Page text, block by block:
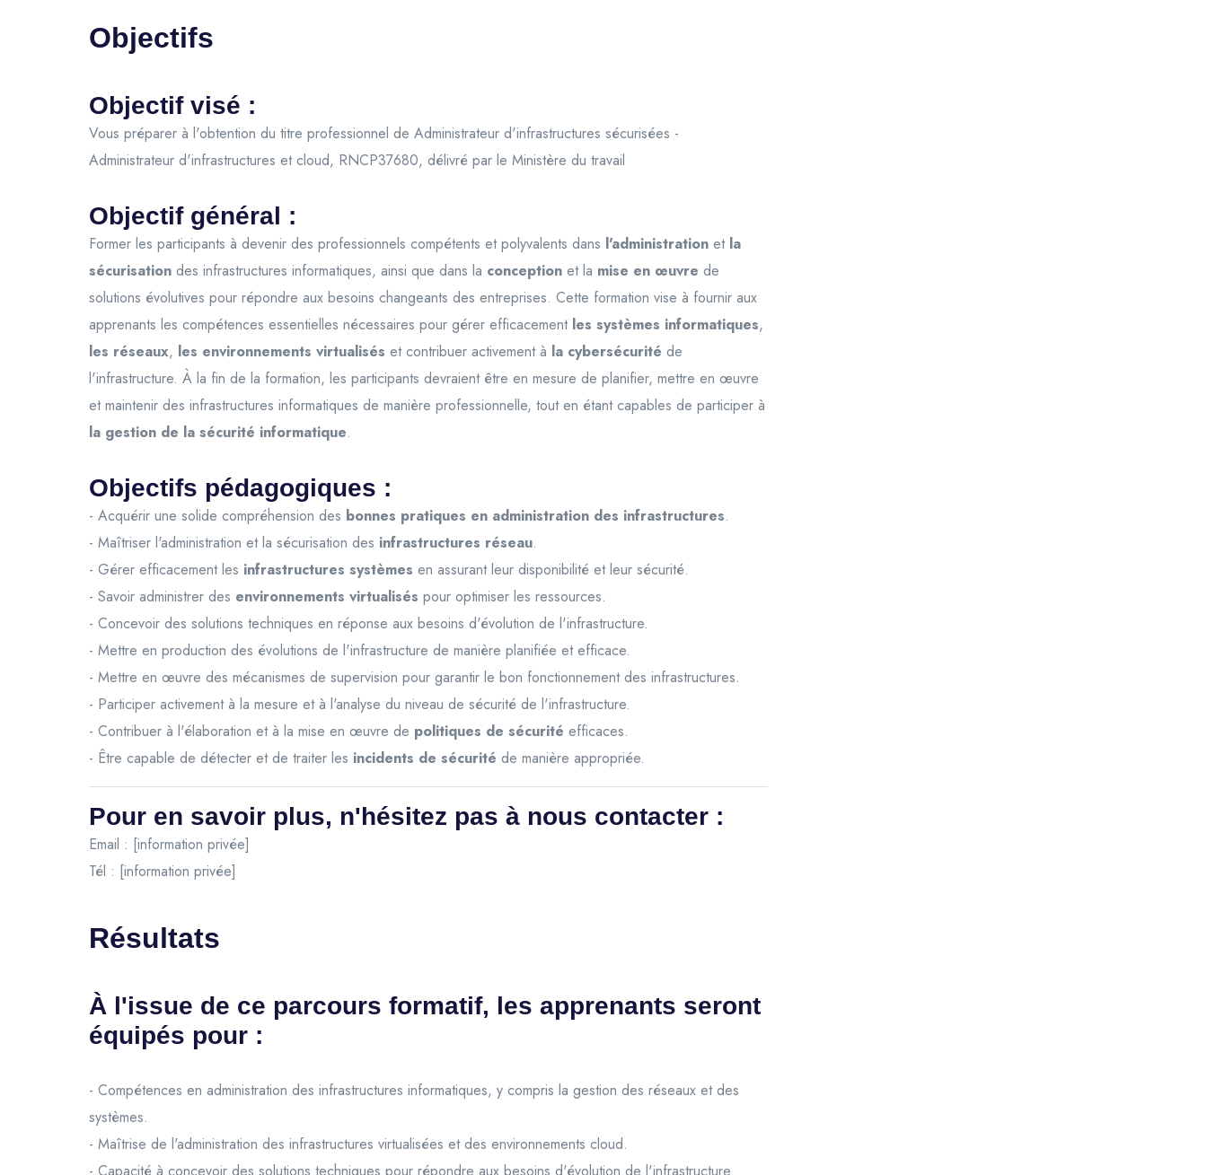
Objectifs
Objectif visé :
Vous préparer à l'obtention du titre professionnel de Administrateur d'infrastructures sécurisées -
Administrateur d'infrastructures et cloud, RNCP37680, délivré par le Ministère du travail
Objectif général :
Former les participants à devenir des professionnels compétents et polyvalents dans l'administration et la
sécurisation des infrastructures informatiques, ainsi que dans la conception et la mise en œuvre de
solutions évolutives pour répondre aux besoins changeants des entreprises. Cette formation vise à fournir aux
apprenants les compétences essentielles nécessaires pour gérer efficacement les systèmes informatiques,
les réseaux, les environnements virtualisés et contribuer activement à la cybersécurité de
l'infrastructure. À la fin de la formation, les participants devraient être en mesure de planifier, mettre en œuvre
et maintenir des infrastructures informatiques de manière professionnelle, tout en étant capables de participer à
la gestion de la sécurité informatique.
Objectifs pédagogiques :
- Acquérir une solide compréhension des bonnes pratiques en administration des infrastructures.
- Maîtriser l'administration et la sécurisation des infrastructures réseau.
- Gérer efficacement les infrastructures systèmes en assurant leur disponibilité et leur sécurité.
- Savoir administrer des environnements virtualisés pour optimiser les ressources.
- Concevoir des solutions techniques en réponse aux besoins d'évolution de l'infrastructure.
- Mettre en production des évolutions de l'infrastructure de manière planifiée et efficace.
- Mettre en œuvre des mécanismes de supervision pour garantir le bon fonctionnement des infrastructures.
- Participer activement à la mesure et à l'analyse du niveau de sécurité de l'infrastructure.
- Contribuer à l'élaboration et à la mise en œuvre de politiques de sécurité efficaces.
- Être capable de détecter et de traiter les incidents de sécurité de manière appropriée.
Pour en savoir plus, n'hésitez pas à nous contacter :
Email : [information privée]
Tél : [information privée]
Résultats
À l'issue de ce parcours formatif, les apprenants seront
équipés pour :
- Compétences en administration des infrastructures informatiques, y compris la gestion des réseaux et des
systèmes.
- Maîtrise de l'administration des infrastructures virtualisées et des environnements cloud.